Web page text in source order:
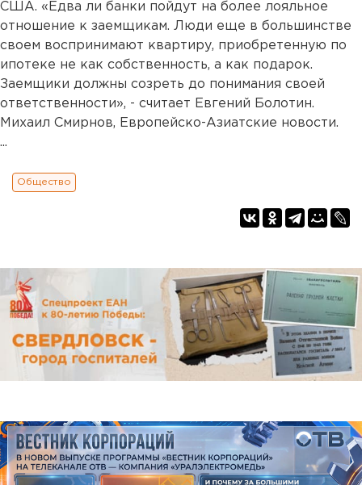
США. «Едва ли банки пойдут на более лояльное
отношение к заемщикам. Люди еще в большинстве
своем воспринимают квартиру, приобретенную по
ипотеке не как собственность, а как подарок.
Заемщики должны созреть до понимания своей
ответственности», - считает Евгений Болотин.
Михаил Смирнов, Европейско-Азиатские новости.
...
Общество